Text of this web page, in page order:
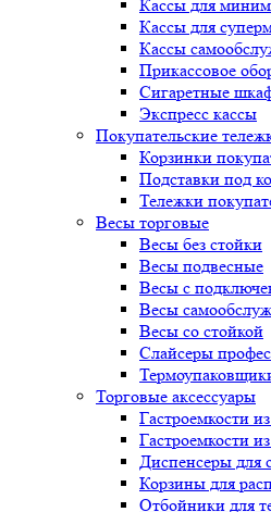
Кассы для
Кассы для
Кассы
Прикассовое
Сигаретные
Экспресс кассы
Покупательские
Корзинки
Подставки под
Тележки
Весы торговые
Весы без стойки
Весы подвесные
Весы с
Весы
Весы со стойкой
Слайсеры
Торговые аксессуары
Гастроемкости
Гастроемкости
Диспенсеры для
Корзины для
Отбойники для